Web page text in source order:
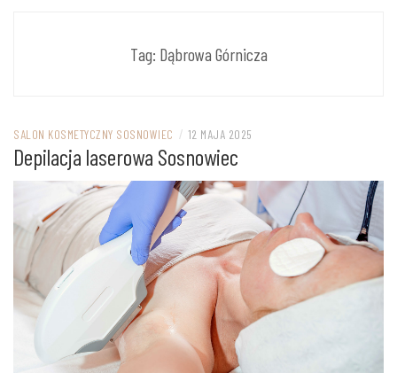
Tag: Dąbrowa Górnicza
SALON KOSMETYCZNY SOSNOWIEC / 12 MAJA 2025
Depilacja laserowa Sosnowiec